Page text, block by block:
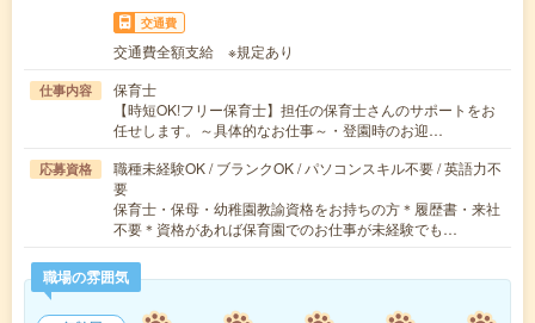
交通費
交通費全額支給 ※規定あり
仕事内容
保育士
【時短OK!フリー保育士】担任の保育士さんのサポートをお
任せします。～具体的なお仕事～・登園時のお迎…
応募資格
職種未経験OK / ブランクOK / パソコンスキル不要 / 英語力不
要
保育士・保母・幼稚園教諭資格をお持ちの方＊履歴書・来社
不要＊資格があれば保育園でのお仕事が未経験でも…
職場の雰囲気